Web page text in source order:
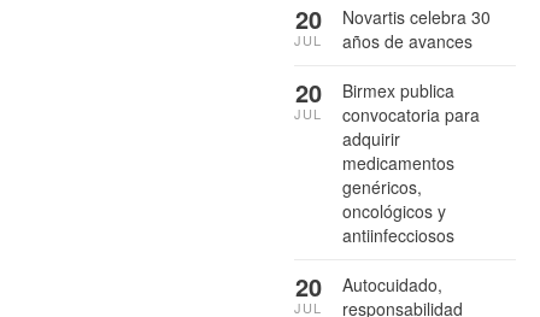
Novartis celebra 30
años de avances
20
JUL
Birmex publica
convocatoria para
adquirir
medicamentos
genéricos,
oncológicos y
antiinfecciosos
20
JUL
Autocuidado,
responsabilidad
20
JUL